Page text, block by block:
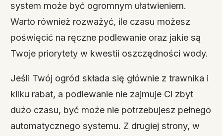
system może być ogromnym ułatwieniem.
Warto również rozważyć, ile czasu możesz
poświęcić na ręczne podlewanie oraz jakie są
Twoje priorytety w kwestii oszczędności wody.
Jeśli Twój ogród składa się głównie z trawnika i
kilku rabat, a podlewanie nie zajmuje Ci zbyt
dużo czasu, być może nie potrzebujesz pełnego
automatycznego systemu. Z drugiej strony, w